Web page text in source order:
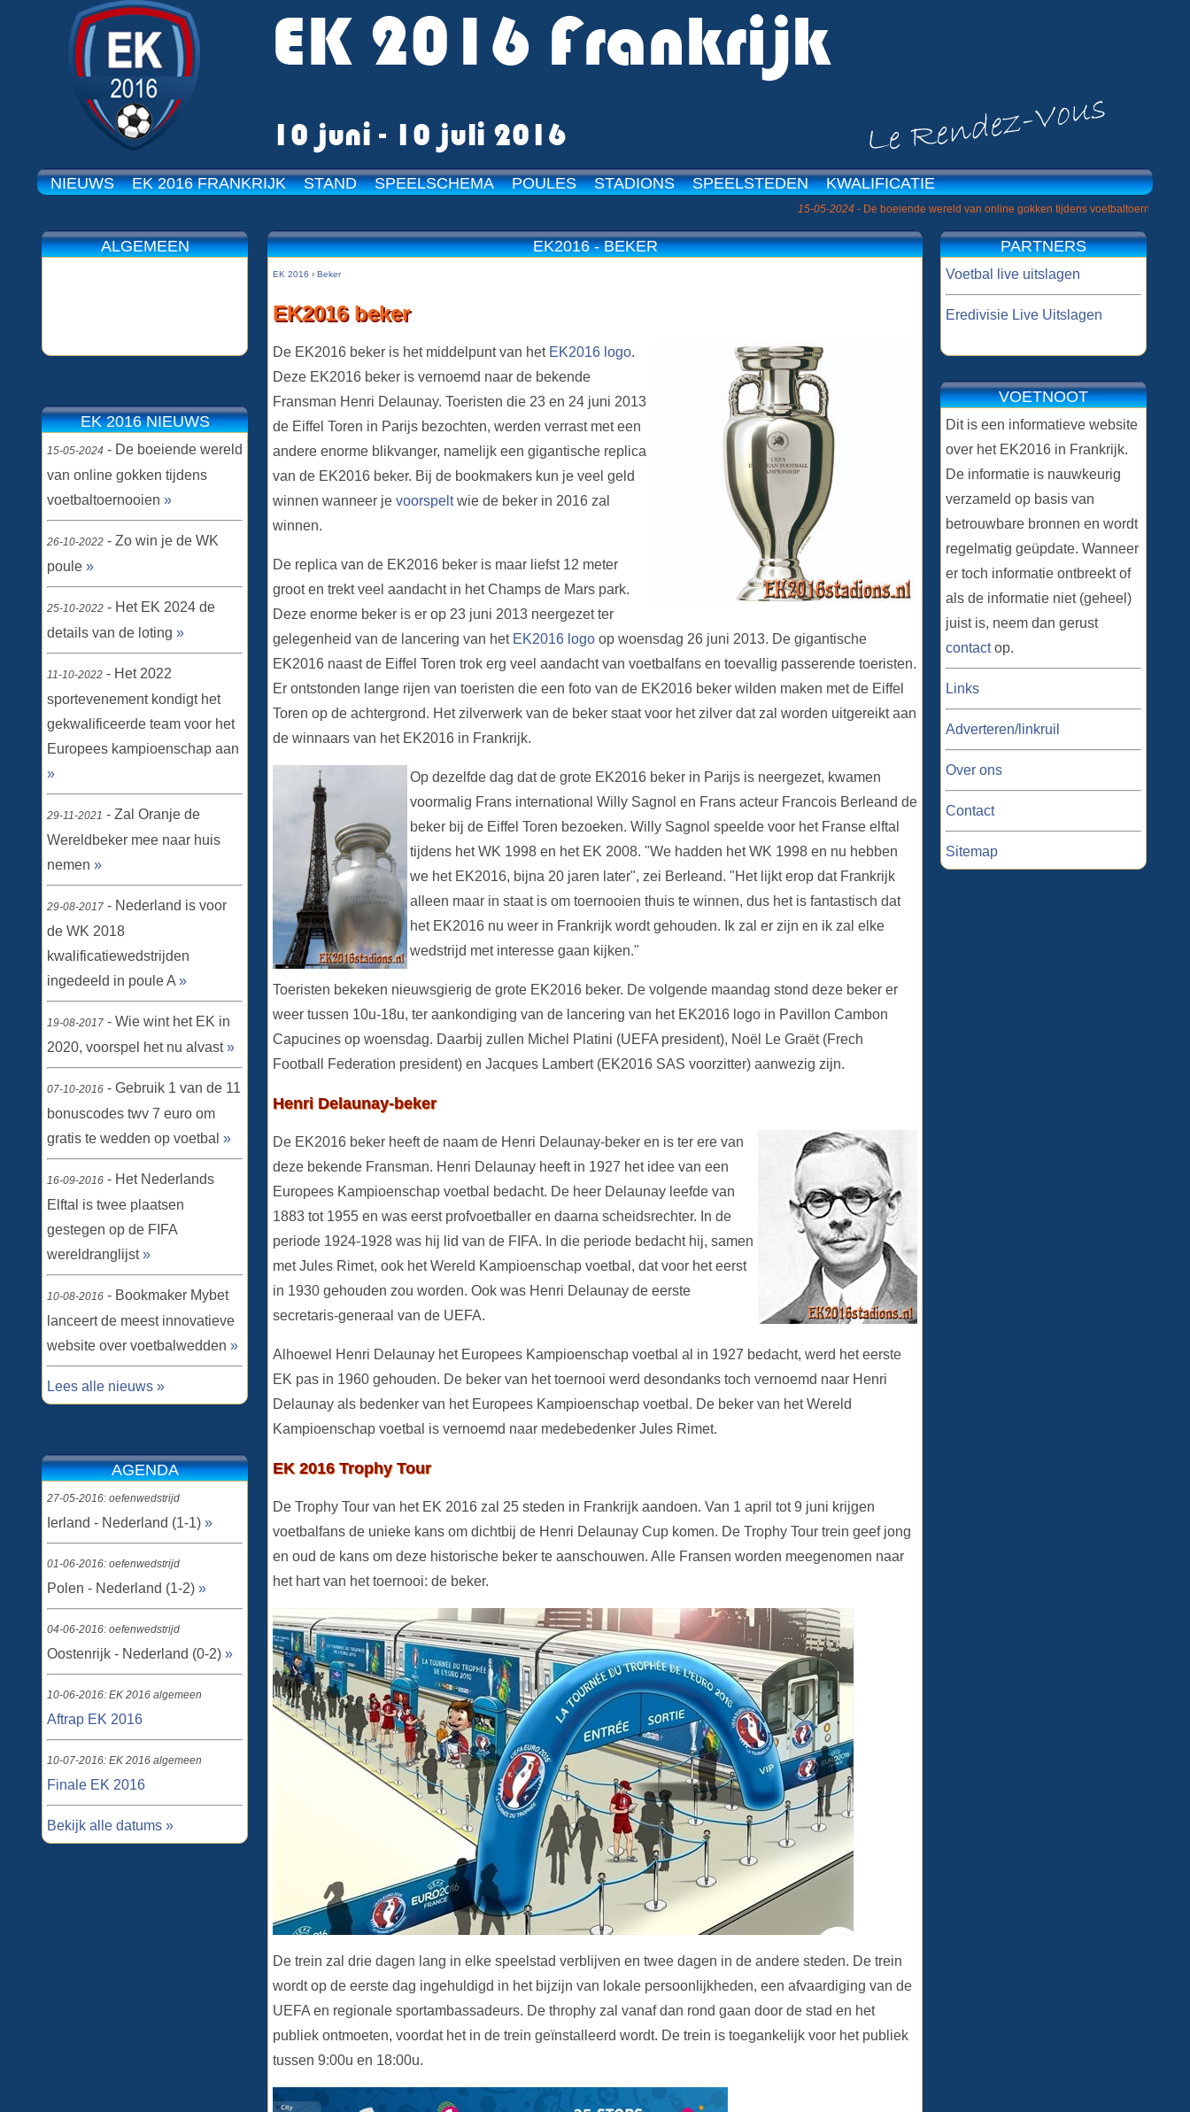
EK2016 - BEKER
EK 2016 › Beker
EK2016 beker
De EK2016 beker is het middelpunt van het EK2016 logo.
Deze EK2016 beker is vernoemd naar de bekende
Fransman Henri Delaunay. Toeristen die 23 en 24 juni 2013
de Eiffel Toren in Parijs bezochten, werden verrast met een
andere enorme blikvanger, namelijk een gigantische replica
van de EK2016 beker. Bij de bookmakers kun je veel geld
winnen wanneer je voorspeltwie de beker in 2016 zal
winnen.
De replica van de EK2016 beker is maar liefst 12 meter
groot en trekt veel aandacht in het Champs de Mars park.
Deze enorme beker is er op 23 juni 2013 neergezet ter
gelegenheid van de lancering van het EK2016 logo op woensdag 26 juni 2013. De gigantische
EK2016 naast de Eiffel Toren trok erg veel aandacht van voetbalfans en toevallig passerende toeristen.
Er ontstonden lange rijen van toeristen die een foto van de EK2016 beker wilden maken met de Eiffel
Toren op de achtergrond. Het zilverwerk van de beker staat voor het zilver dat zal worden uitgereikt aan
de winnaars van het EK2016 in Frankrijk.
Op dezelfde dag dat de grote EK2016 beker in Parijs is neergezet, kwamen
voormalig Frans international Willy Sagnol en Frans acteur Francois Berleand de
beker bij de Eiffel Toren bezoeken. Willy Sagnol speelde voor het Franse elftal
tijdens het WK 1998 en het EK 2008. "We hadden het WK 1998 en nu hebben
we het EK2016, bijna 20 jaren later", zei Berleand. "Het lijkt erop dat Frankrijk
alleen maar in staat is om toernooien thuis te winnen, dus het is fantastisch dat
het EK2016 nu weer in Frankrijk wordt gehouden. Ik zal er zijn en ik zal elke
wedstrijd met interesse gaan kijken."
Toeristen bekeken nieuwsgierig de grote EK2016 beker. De volgende maandag stond deze beker er
weer tussen 10u-18u, ter aankondiging van de lancering van het EK2016 logo in Pavillon Cambon
Capucines op woensdag. Daarbij zullen Michel Platini (UEFA president), Noël Le Graët (Frech
Football Federation president) en Jacques Lambert (EK2016 SAS voorzitter) aanwezig zijn.
Henri Delaunay-beker
De EK2016 beker heeft de naam de Henri Delaunay-beker en is ter ere van
deze bekende Fransman. Henri Delaunay heeft in 1927 het idee van een
Europees Kampioenschap voetbal bedacht. De heer Delaunay leefde van
1883 tot 1955 en was eerst profvoetballer en daarna scheidsrechter. In de
periode 1924-1928 was hij lid van de FIFA. In die periode bedacht hij, samen
met Jules Rimet, ook het Wereld Kampioenschap voetbal, dat voor het eerst
in 1930 gehouden zou worden. Ook was Henri Delaunay de eerste
secretaris-generaal van de UEFA.
Alhoewel Henri Delaunay het Europees Kampioenschap voetbal al in 1927 bedacht, werd het eerste
EK pas in 1960 gehouden. De beker van het toernooi werd desondanks toch vernoemd naar Henri
Delaunay als bedenker van het Europees Kampioenschap voetbal. De beker van het Wereld
Kampioenschap voetbal is vernoemd naar medebedenker Jules Rimet.
EK 2016 Trophy Tour
De Trophy Tour van het EK 2016 zal 25 steden in Frankrijk aandoen. Van 1 april tot 9 juni krijgen
voetbalfans de unieke kans om dichtbij de Henri Delaunay Cup komen. De Trophy Tour trein geef jong
en oud de kans om deze historische beker te aanschouwen. Alle Fransen worden meegenomen naar
het hart van het toernooi: de beker.
De trein zal drie dagen lang in elke speelstad verblijven en twee dagen in de andere steden. De trein
wordt op de eerste dag ingehuldigd in het bijzijn van lokale persoonlijkheden, een afvaardiging van de
UEFA en regionale sportambassadeurs. De throphy zal vanaf dan rond gaan door de stad en het
publiek ontmoeten, voordat het in de trein geïnstalleerd wordt. De trein is toegankelijk voor het publiek
tussen 9:00u en 18:00u.
ALGEMEEN
EK 2016 NIEUWS
15-05-2024 - De boeiende wereld
van online gokken tijdens
voetbaltoernooien »
26-10-2022 - Zo win je de WK
poule »
25-10-2022 - Het EK 2024 de
details van de loting »
11-10-2022 - Het 2022
sportevenement kondigt het
gekwalificeerde team voor het
Europees kampioenschap aan
»
29-11-2021 - Zal Oranje de
Wereldbeker mee naar huis
nemen »
29-08-2017 - Nederland is voor
de WK 2018
kwalificatiewedstrijden
ingedeeld in poule A »
19-08-2017 - Wie wint het EK in
2020, voorspel het nu alvast»
07-10-2016 - Gebruik 1 van de 11
bonuscodes twv 7 euro om
gratis te wedden op voetbal »
16-09-2016 - Het Nederlands
Elftal is twee plaatsen
gestegen op de FIFA
wereldranglijst»
10-08-2016 - Bookmaker Mybet
lanceert de meest innovatieve
website over voetbalwedden »
Lees alle nieuws »
AGENDA
27-05-2016: oefenwedstrijd
Ierland - Nederland (1-1) »
01-06-2016: oefenwedstrijd
Polen - Nederland (1-2) »
04-06-2016: oefenwedstrijd
Oostenrijk - Nederland (0-2) »
10-06-2016: EK 2016 algemeen
Aftrap EK 2016
10-07-2016: EK 2016 algemeen
Finale EK 2016
Bekijk alle datums »
PARTNERS
Voetbal live uitslagen
Eredivisie Live Uitslagen
VOETNOOT
Dit is een informatieve website
over het EK2016 in Frankrijk.
De informatie is nauwkeurig
verzameld op basis van
betrouwbare bronnen en wordt
regelmatig geüpdate. Wanneer
er toch informatie ontbreekt of
als de informatie niet (geheel)
juist is, neem dan gerust
contactop.
Links
Adverteren/linkruil
Over ons
Contact
Sitemap
NIEUWS EK 2016 FRANKRIJK STAND SPEELSCHEMA POULES STADIONS SPEELSTEDEN KWALIFICATIE
- De boeiende wereld van online gokken tijdens voetbaltoernooien »|26-10-